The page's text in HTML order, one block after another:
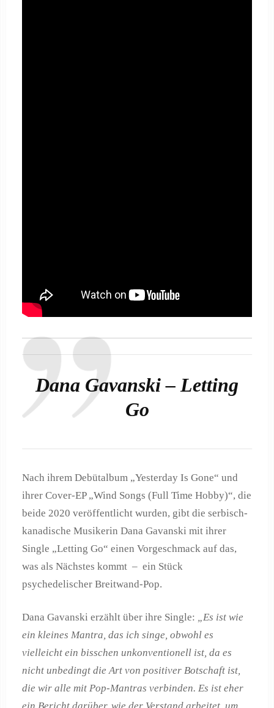
Dana Gavanski – Letting
Go
Nach ihrem Debütalbum „Yesterday Is Gone“ und
ihrer Cover-EP „Wind Songs (Full Time Hobby)“, die
beide 2020 veröffentlicht wurden, gibt die serbisch-
kanadische Musikerin Dana Gavanski mit ihrer
Single „Letting Go“ einen Vorgeschmack auf das,
was als Nächstes kommt – ein Stück
psychedelischer Breitwand-Pop.
Dana Gavanski erzählt über ihre Single: „Es ist wie
ein kleines Mantra, das ich singe, obwohl es
vielleicht ein bisschen unkonventionell ist, da es
nicht unbedingt die Art von positiver Botschaft ist,
die wir alle mit Pop-Mantras verbinden. Es ist eher